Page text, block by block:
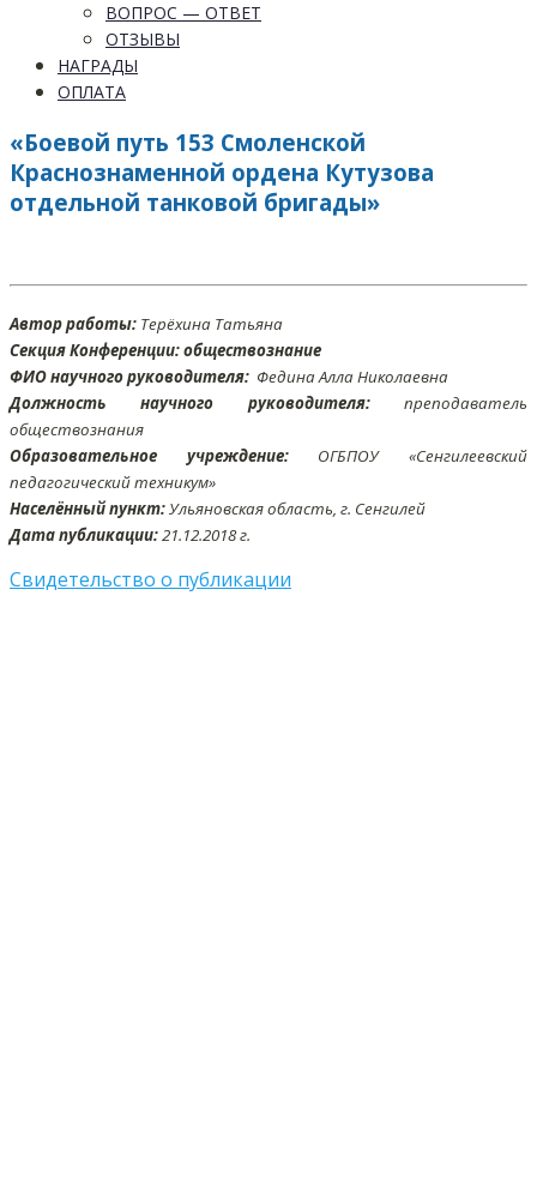
ВОПРОС — ОТВЕТ
ОТЗЫВЫ
НАГРАДЫ
ОПЛАТА
«Боевой путь 153 Смоленской
Краснознаменной ордена Кутузова
отдельной танковой бригады»
Автор работы: Терёхина Татьяна
Секция Конференции:обществознание
ФИО научного руководителя: Федина Алла Николаевна
Должность научного руководителя: преподаватель
обществознания
Образовательное учреждение: ОГБПОУ «Сенгилеевский
педагогический техникум»
Населённый пункт:Ульяновская область, г. Сенгилей
Дата публикации:21.12.2018 г.
Свидетельство о публикации